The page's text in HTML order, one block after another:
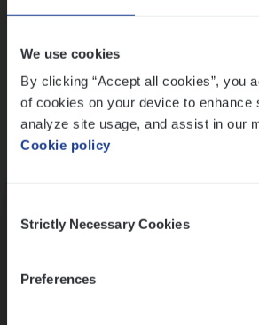
We use cookies
By clicking “Accept all cookies”, you
of cookies on your device to enhance
analyze site usage, and assist in our
Cookie policy
Selection
Strictly Necessary Cookies
Preferences